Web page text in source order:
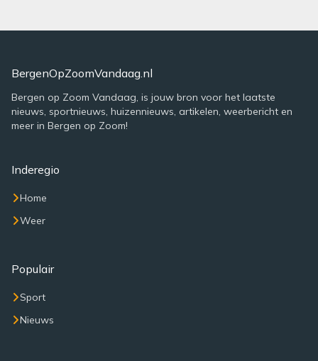
BergenOpZoomVandaag.nl
Bergen op Zoom Vandaag, is jouw bron voor het laatste
nieuws, sportnieuws, huizennieuws, artikelen, weerbericht en
meer in Bergen op Zoom!
Inderegio
Home
Weer
Populair
Sport
Nieuws